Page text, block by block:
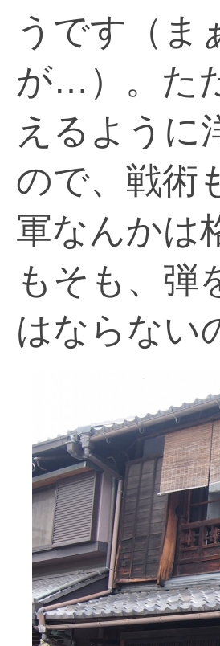
うです（ま
が…）。た
えるように
ので、戦術
軍なんかは
もそも、弾
はならな